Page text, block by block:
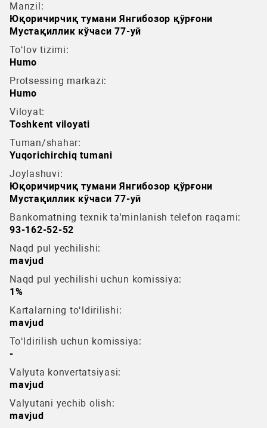
Manzil:
Юқоричирчиқ тумани Янгибозор қўрғони
Мустақиллик кўчаси 77-уй
To‘lov tizimi:
Humo
Protsessing markazi:
Humo
Viloyat:
Toshkent viloyati
Tuman/shahar:
Yuqorichirchiq tumani
Joylashuvi:
Юқоричирчиқ тумани Янгибозор қўрғони
Мустақиллик кўчаси 77-уй
Bankomatning texnik ta'minlanish telefon raqami:
93-162-52-52
Naqd pul yechilishi:
mavjud
Naqd pul yechilishi uchun komissiya:
1%
Kartalarning to‘ldirilishi:
mavjud
To‘ldirilish uchun komissiya:
-
Valyuta konvertatsiyasi:
mavjud
Valyutani yechib olish:
mavjud